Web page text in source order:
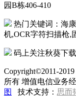
园B栋406-410
热门关键词：
机,OCR字符扫描枪,
码上关注秋葵下
Copyright©2011-
所有 增值电信业务经
图
技术支持： 思而